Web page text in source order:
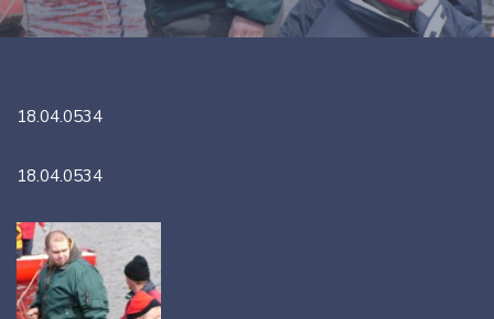
18.04.0534
18.04.0534